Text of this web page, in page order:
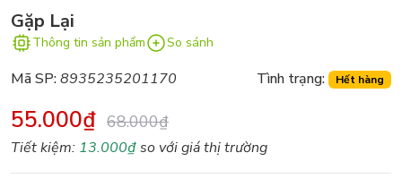
Gặp Lại
Thông tin sản phẩm So sánh
Mã SP:8935235201170 Tình trạng: Hết hàng
55.000₫ 68.000₫
Tiết kiệm: 13.000₫so với giá thị trường